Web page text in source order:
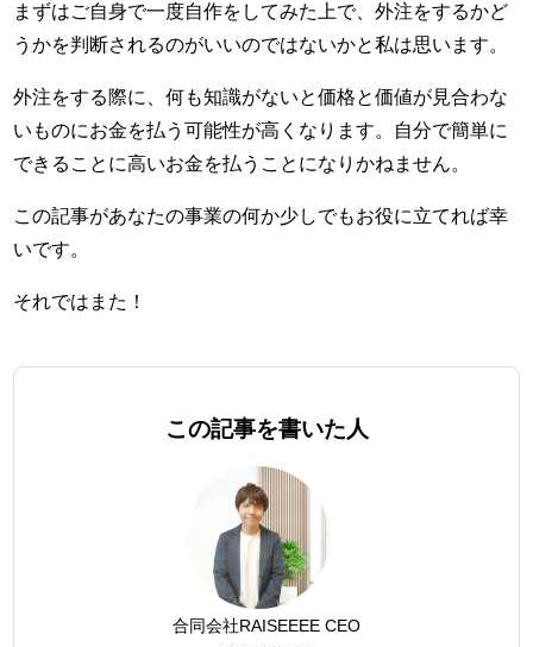
まずはご自身で一度自作をしてみた上で、外注をするかど
うかを判断されるのがいいのではないかと私は思います。
外注をする際に、何も知識がないと価格と価値が見合わな
いものにお金を払う可能性が高くなります。自分で簡単に
できることに高いお金を払うことになりかねません。
この記事があなたの事業の何か少しでもお役に立てれば幸
いです。
それではまた！
この記事を書いた人
合同会社RAISEEEE CEO